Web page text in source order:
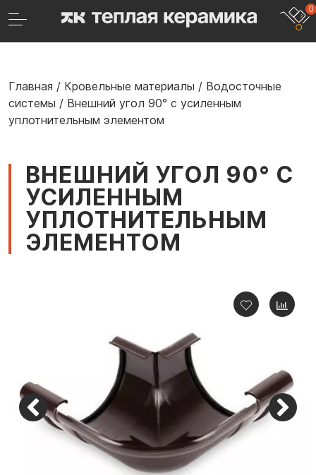
0
Главная / Кровельные материалы / Водосточные
системы / Внешний угол 90° с усиленным
уплотнительным элементом
ВНЕШНИЙ УГОЛ 90° С
УСИЛЕННЫМ
УПЛОТНИТЕЛЬНЫМ
ЭЛЕМЕНТОМ